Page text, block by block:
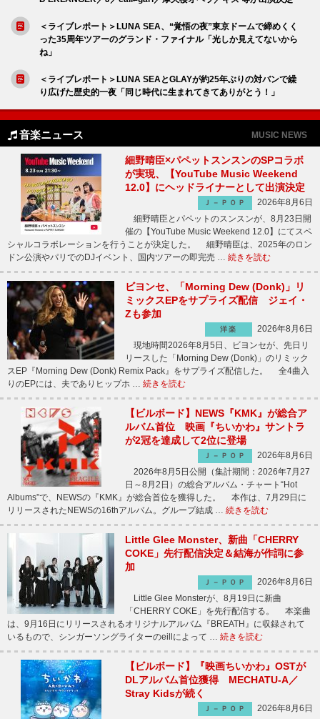
＜ライブレポート＞LUNA SEA、“覚悟の夜”東京ドームで締めくく
った35周年ツアーのグランド・ファイナル「光しか見えてないから
ね」
＜ライブレポート＞LUNA SEAとGLAYが約25年ぶりの対バンで繰
り広げた歴史的一夜「同じ時代に生まれてきてありがとう！」
音楽ニュース MUSIC NEWS
細野晴臣×パペットスンスンのSPコラボ
が実現、【YouTube Music Weekend
12.0】にヘッドライナーとして出演決定
Ｊ－ＰＯＰ
2026年8月6日
細野晴臣とパペットのスンスンが、8月23日開
催の【YouTube Music Weekend 12.0】にてスペ
シャルコラボレーションを行うことが決定した。 細野晴臣は、2025年のロン
ドン公演やパリでのDJイベント、国内ツアーの即完売 … 続きを読む
ビヨンセ、「Morning Dew (Donk)」リ
ミックスEPをサプライズ配信 ジェイ・
Zも参加
洋楽
2026年8月6日
現地時間2026年8月5日、ビヨンセが、先日リ
リースした「Morning Dew (Donk)」のリミック
スEP『Morning Dew (Donk) Remix Pack』をサプライズ配信した。 全4曲入
りのEPには、夫でありヒップホ … 続きを読む
【ビルボード】NEWS『KMK』が総合ア
ルバム首位 映画『ちいかわ』サントラ
が2冠を達成して2位に登場
Ｊ－ＰＯＰ
2026年8月6日
2026年8月5日公開（集計期間：2026年7月27
日～8月2日）の総合アルバム・チャート“Hot
Albums”で、NEWSの『KMK』が総合首位を獲得した。 本作は、7月29日に
リリースされたNEWSの16thアルバム。グループ結成 … 続きを読む
Little Glee Monster、新曲「CHERRY
COKE」先行配信決定＆結海が作詞に参
加
Ｊ－ＰＯＰ
2026年8月6日
Little Glee Monsterが、8月19日に新曲
「CHERRY COKE」を先行配信する。 本楽曲
は、9月16日にリリースされるオリジナルアルバム『BREATH』に収録されて
いるもので、シンガーソングライターのeillによって … 続きを読む
【ビルボード】『映画ちいかわ』OSTが
DLアルバム首位獲得 MECHATU-A／
Stray Kidsが続く
Ｊ－ＰＯＰ
2026年8月6日